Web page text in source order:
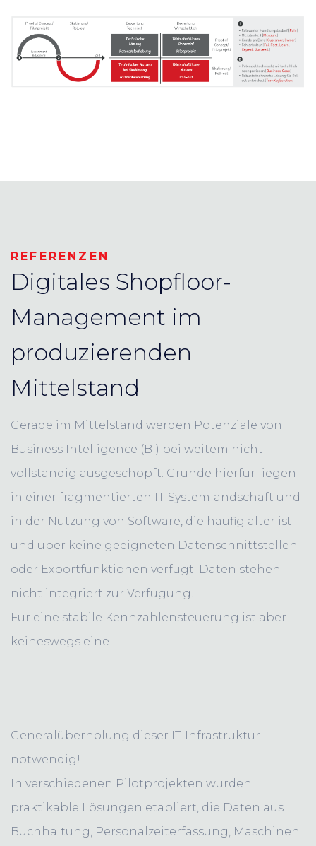
REFERENZEN
Digitales Shopfloor-
Management im
produzierenden
Mittelstand
Gerade im Mittelstand werden Potenziale von
Business Intelligence (BI) bei weitem nicht
vollständig ausgeschöpft. Gründe hierfür liegen
in einer fragmentierten IT-Systemlandschaft und
in der Nutzung von Software, die häufig älter ist
und über keine geeigneten Datenschnittstellen
oder Exportfunktionen verfügt. Daten stehen
nicht integriert zur Verfügung.
Für eine stabile Kennzahlensteuerung ist aber
keineswegs eine
Generalüberholung dieser IT-Infrastruktur
notwendig!
In verschiedenen Pilotprojekten wurden
praktikable Lösungen etabliert, die Daten aus
Buchhaltung, Personalzeiterfassung, Maschinen